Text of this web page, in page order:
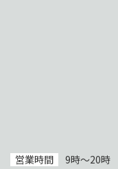
営業時間 9時～20時